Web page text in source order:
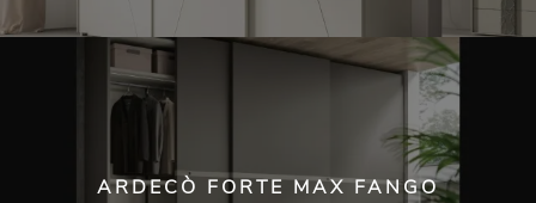
ARDECÒ FORTE MAX FANGO